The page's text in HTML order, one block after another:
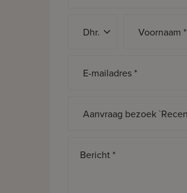
Voornaam *
E-mailadres *
Bericht *